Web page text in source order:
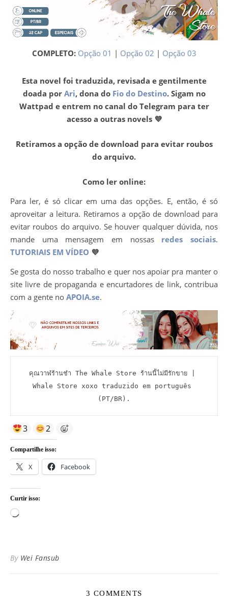
COMPLETO: Opção 01 | Opção 02 | Opção 03
Esta novel foi traduzida, revisada e gentilmente
doada por Ari, dona do Fio do Destino. Sigam no
Wattpad e entrem no canal do Telegram para ter
acesso a outras novels 💜
Retiramos a opção de download para evitar roubos
do arquivo.
Como ler online:
Para ler, é só clicar em uma das opções. E, então, é só
aproveitar a leitura. Retiramos a opção de download para
evitar roubos do arquivo. Se houver qualquer dúvida, nos
mande uma mensagem em nossas redes sociais.
TUTORIAIS EM VÍDEO 💜
Se gosta do nosso trabalho e quer nos apoiar pra manter o
site livre de propaganda e encurtadores de link, contribua
com a gente no APOIA.se.
คุณวาฬร้านชำ The Whale Store ร้านนี้ไม่มีรักขาย |
Whale Store xoxo traduzido em português
(PT/BR).
3 2
Compartilhe isso:
X Facebook
Curtir isso:
Carregando...
By Wei Fansub
3 COMMENTS